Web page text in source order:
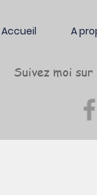
Accueil A
Suivez moi